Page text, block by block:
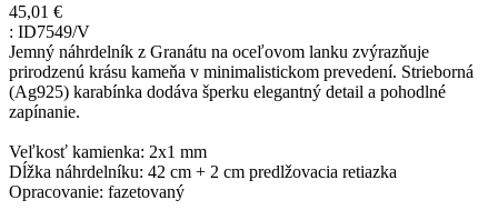
45,01 €
: ID7549/V
Jemný náhrdelník z Granátu na oceľovom lanku zvýrazňuje
prirodzenú krásu kameňa v minimalistickom prevedení. Strieborná
(Ag925) karabínka dodáva šperku elegantný detail a pohodlné
zapínanie.
Veľkosť kamienka: 2x1 mm
Dĺžka náhrdelníku: 42 cm + 2 cm predlžovacia retiazka
Opracovanie: fazetovaný